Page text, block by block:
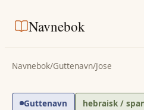
Navnebok
Navnebok/Guttenavn/Jose
Guttenavn hebraisk /